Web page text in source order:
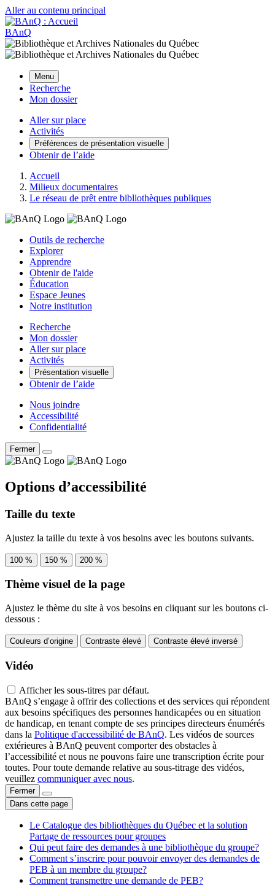
Aller au contenu principal
BAnQ
Menu
Recherche
Mon dossier
Aller sur place
Activités
Préférences de présentation visuelle
Obtenir de l’aide
Accueil
Milieux documentaires
Le réseau de prêt entre bibliothèques publiques
Outils de recherche
Explorer
Apprendre
Obtenir de l'aide
Éducation
Espace Jeunes
Notre institution
Recherche
Mon dossier
Aller sur place
Activités
Présentation visuelle
Obtenir de l’aide
Nous joindre
Accessibilité
Confidentialité
Fermer
Options d’accessibilité
Taille du texte
Ajustez la taille du texte à vos besoins avec les boutons suivants.
100 % 150 % 200 %
Thème visuel de la page
Ajustez le thème du site à vos besoins en cliquant sur les boutons ci-
dessous :
Couleurs d’origine Contraste élevé Contraste élevé inversé
Vidéo
Afficher les sous-titres par défaut.
BAnQ s’engage à offrir des collections et des services qui répondent
aux besoins spécifiques des personnes handicapées ou en situation
de handicap, en tenant compte de ses principes directeurs énumérés
dans la Politique d'accessibilité de BAnQ. Les vidéos de sources
extérieures à BAnQ peuvent comporter des obstacles à
l’accessibilité et nous ne pouvons faire une transcription écrite pour
toutes. Pour toute demande relative au sous-titrage des vidéos,
veuillez communiquer avec nous.
Fermer
Dans cette page
Le Catalogue des bibliothèques du Québec et la solution
Partage de ressources pour groupes
Qui peut faire des demandes à une bibliothèque du groupe?
Comment s’inscrire pour pouvoir envoyer des demandes de
PEB à un membre du groupe?
Comment transmettre une demande de PEB?